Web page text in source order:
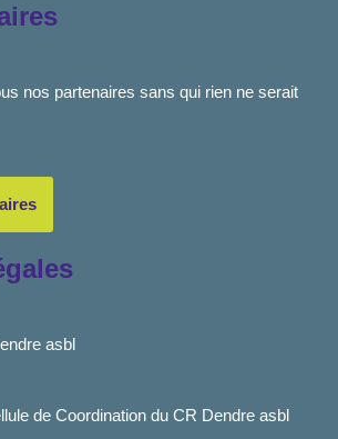
nos partenaires sans qui rien ne serait
asbl
de Coordination du CR Dendre asbl